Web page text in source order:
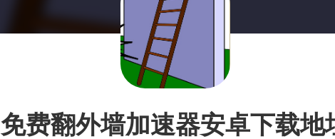
免费翻外墙加速器安卓下载地